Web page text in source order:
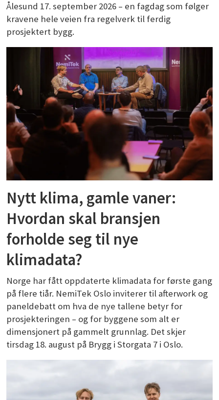
Ålesund 17. september 2026 – en fagdag som følger
kravene hele veien fra regelverk til ferdig
prosjektert bygg.
Nytt klima, gamle vaner:
Hvordan skal bransjen
forholde seg til nye
klimadata?
Norge har fått oppdaterte klimadata for første gang
på flere tiår. NemiTek Oslo inviterer til afterwork og
paneldebatt om hva de nye tallene betyr for
prosjekteringen – og for byggene som alt er
dimensjonert på gammelt grunnlag. Det skjer
tirsdag 18. august på Brygg i Storgata 7 i Oslo.